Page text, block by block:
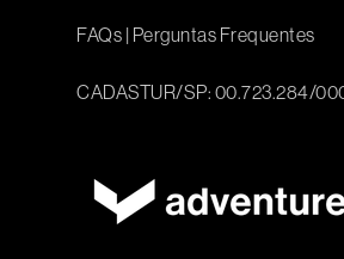
FAQs | Perguntas Frequentes
CADASTUR/SP: 00.723.284/